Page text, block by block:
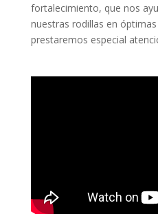
fortalecimiento, que nos
nuestras rodillas en
prestaremos especial